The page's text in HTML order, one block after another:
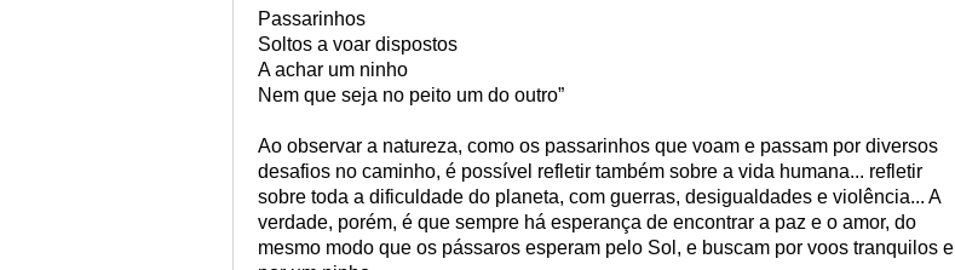
Passarinhos
Soltos a voar dispostos
A achar um ninho
Nem que seja no peito um do outro”
Ao observar a natureza, como os passarinhos que voam e passam por diversos
desafios no caminho, é possível refletir também sobre a vida humana... refletir
sobre toda a dificuldade do planeta, com guerras, desigualdades e violência... A
verdade, porém, é que sempre há esperança de encontrar a paz e o amor, do
mesmo modo que os pássaros esperam pelo Sol, e buscam por voos tranquilos e